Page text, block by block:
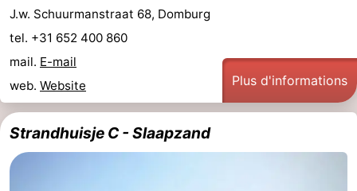
J.w. Schuurmanstraat 68, Domburg
tel. +31 652 400 860
mail. E-mail
web. Website Plus d'informations
Strandhuisje C - Slaapzand